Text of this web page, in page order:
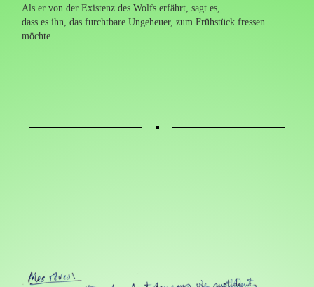
Als er von der Existenz des Wolfs erfährt, sagt es,
dass es ihn, das furchtbare Ungeheuer, zum Frühstück fressen
möchte.